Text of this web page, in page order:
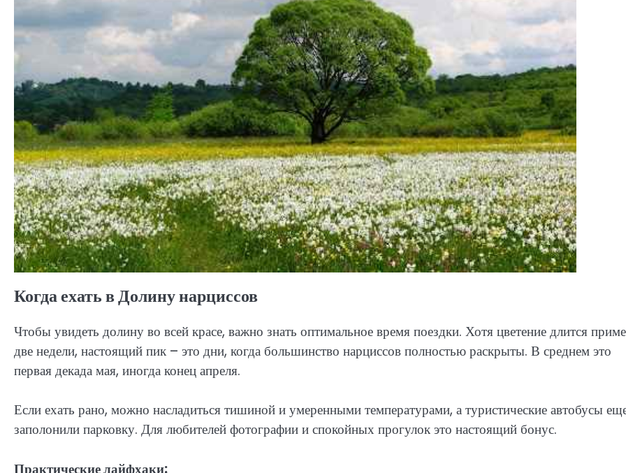
Когда ехать в Долину нарциссов
Чтобы увидеть долину во всей красе, важно знать оптимальное время поездки. Хотя цветение длится
две недели, настоящий пик – это дни, когда большинство нарциссов полностью раскрыты. В среднем это
первая декада мая, иногда конец апреля.
Если ехать рано, можно насладиться тишиной и умеренными температурами, а туристические автобусы
заполонили парковку. Для любителей фотографии и спокойных прогулок это настоящий бонус.
Практические лайфхаки: